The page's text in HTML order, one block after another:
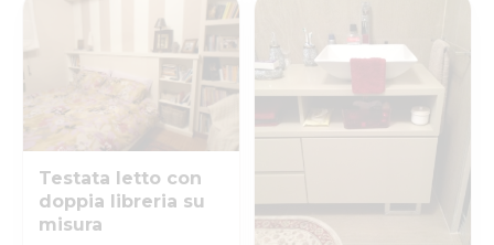
Testata letto con
doppia libreria su
misura